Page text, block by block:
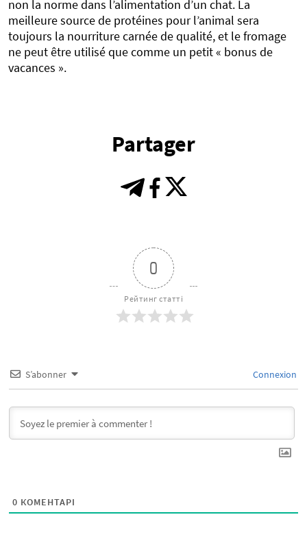
non la norme dans l’alimentation d’un chat. La
meilleure source de protéines pour l’animal sera
toujours la nourriture carnée de qualité, et le fromage
ne peut être utilisé que comme un petit « bonus de
vacances ».
Partager
0
Рейтинг статті
S’abonner Connexion
0 КОМЕНТАРІ